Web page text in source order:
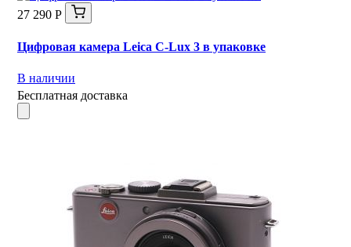
27 290 Р
Цифровая камера Leica C-Lux 3 в упаковке
В наличии
Бесплатная доставка